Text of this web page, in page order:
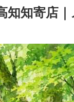
知知寄店